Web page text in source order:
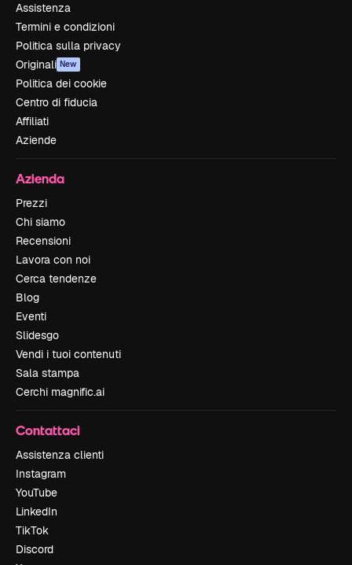
Assistenza
Termini e condizioni
Politica sulla privacy
Originali New
Politica dei cookie
Centro di fiducia
Affiliati
Aziende
Azienda
Prezzi
Chi siamo
Recensioni
Lavora con noi
Cerca tendenze
Blog
Eventi
Slidesgo
Vendi i tuoi contenuti
Sala stampa
Cerchi magnific.ai
Contattaci
Assistenza clienti
Instagram
YouTube
LinkedIn
TikTok
Discord